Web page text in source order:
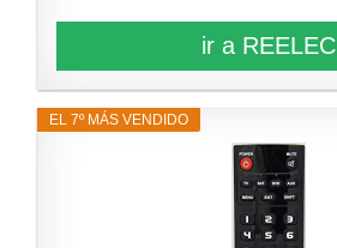
ir a REELEC
EL 7º MÁS VENDIDO